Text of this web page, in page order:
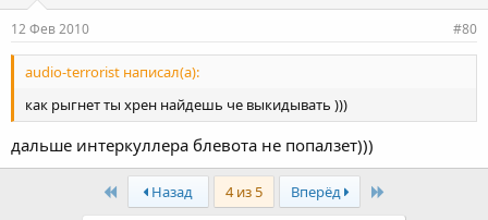
12 Фев 2010 #80
audio-terrorist написал(а):
как рыгнет ты хрен найдешь че выкидывать )))
дальше интеркуллера блевота не попалзет)))
First Назад 4 из 5 Вперёд